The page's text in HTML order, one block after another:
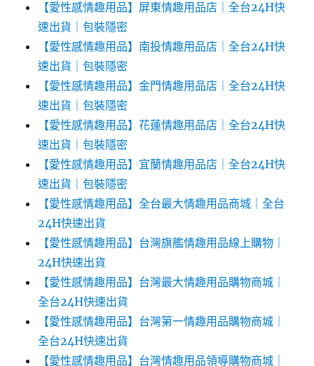
【愛性感情趣用品】屏東情趣用品店｜全台24H快
速出貨｜包裝隱密
【愛性感情趣用品】南投情趣用品店｜全台24H快
速出貨｜包裝隱密
【愛性感情趣用品】金門情趣用品店｜全台24H快
速出貨｜包裝隱密
【愛性感情趣用品】花蓮情趣用品店｜全台24H快
速出貨｜包裝隱密
【愛性感情趣用品】宜蘭情趣用品店｜全台24H快
速出貨｜包裝隱密
【愛性感情趣用品】全台最大情趣用品商城｜全台
24H快速出貨
【愛性感情趣用品】台灣旗艦情趣用品線上購物｜
24H快速出貨
【愛性感情趣用品】台灣最大情趣用品購物商城｜
全台24H快速出貨
【愛性感情趣用品】台灣第一情趣用品購物商城｜
全台24H快速出貨
【愛性感情趣用品】台灣情趣用品領導購物商城｜